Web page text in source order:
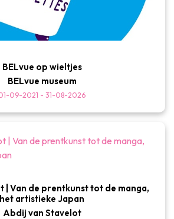
DEZE ZOMER
DE GIDS
BELvue op wieltjes
BELvue museum
09-2021 - 31-08-2026
| Van de prentkunst tot de manga,
het artistieke Japan
Abdij van Stavelot